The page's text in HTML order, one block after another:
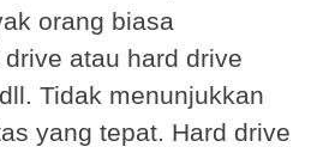
orang biasa
atau hard drive
Tidak menunjukkan
yang tepat. Hard drive